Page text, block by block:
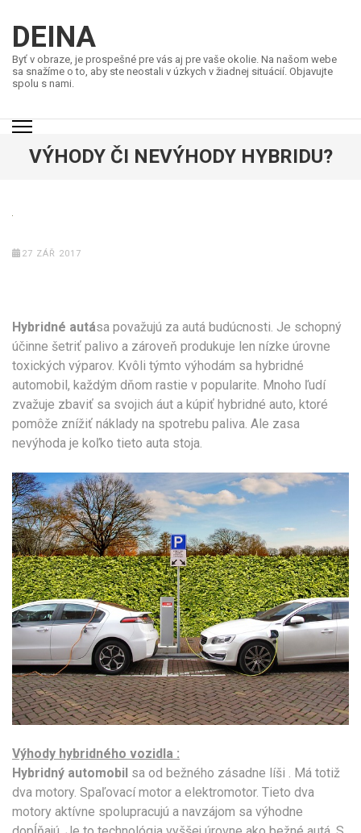
obsah
(stiskněte
Enter)
DEINA
Byť v obraze, je prospešné pre vás aj pre vaše okolie. Na našom webe
sa snažíme o to, aby ste neostali v úzkych v žiadnej situácií. Objavujte
spolu s nami.
VÝHODY ČI NEVÝHODY HYBRIDU?
27 ZÁŘ 2017
Hybridné autása považujú za autá budúcnosti. Je schopný
účinne šetriť palivo a zároveň produkuje len nízke úrovne
toxických výparov. Kvôli týmto výhodám sa hybridné
automobil, každým dňom rastie v popularite. Mnoho ľudí
zvažuje zbaviť sa svojich áut a kúpiť hybridné auto, ktoré
pomôže znížiť náklady na spotrebu paliva. Ale zasa
nevýhoda je koľko tieto auta stoja.
Výhody hybridného vozidla :
Hybridný automobil sa od bežného zásadne líši . Má totiž
dva motory. Spaľovací motor a elektromotor. Tieto dva
motory aktívne spolupracujú a navzájom sa výhodne